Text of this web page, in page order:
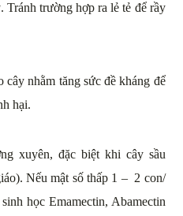
Tránh trường hợp ra lẻ tẻ để rầy
nhằm tăng sức đề kháng để
hại.
xuyên, đặc biệt khi cây sầu
Nếu mật số thấp 1 – 2 con/
học Emamectin, Abamectin